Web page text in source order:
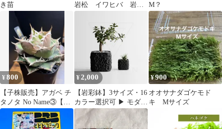
き苗
岩松 イワヒバ 岩ヒ
M？
¥800
【子株販売】アガベ チ
タノタ No Name③【発
根済み】
¥2,000
【岩彩鉢】3サイズ・16
カラー選択可 ▶ モダン
デザイン鉢・おしゃれ
プランター
¥900
オオサナダゴケモド
キ Mサイズ